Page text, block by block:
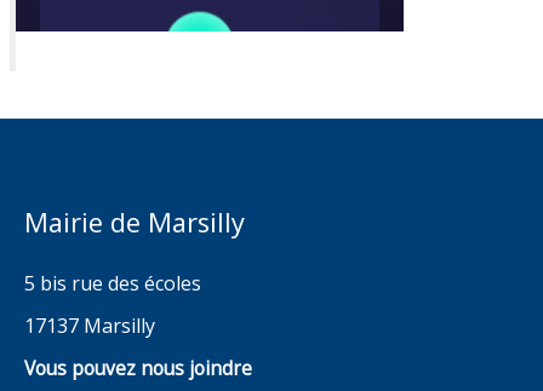
Mairie de Marsilly
5 bis rue des écoles
17137 Marsilly
Vous pouvez nous joindre